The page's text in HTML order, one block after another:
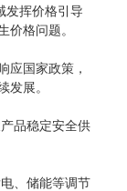
发挥价格引导
价格问题。
应国家政策，
发展。
品稳定安全供
、储能等调节